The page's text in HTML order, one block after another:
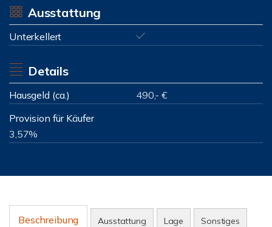
Ausstattung
Unterkellert
Details
Hausgeld (ca.)
490,- €
Provision für Käufer
3,57%
Beschreibung Ausstattung Lage Sonstiges